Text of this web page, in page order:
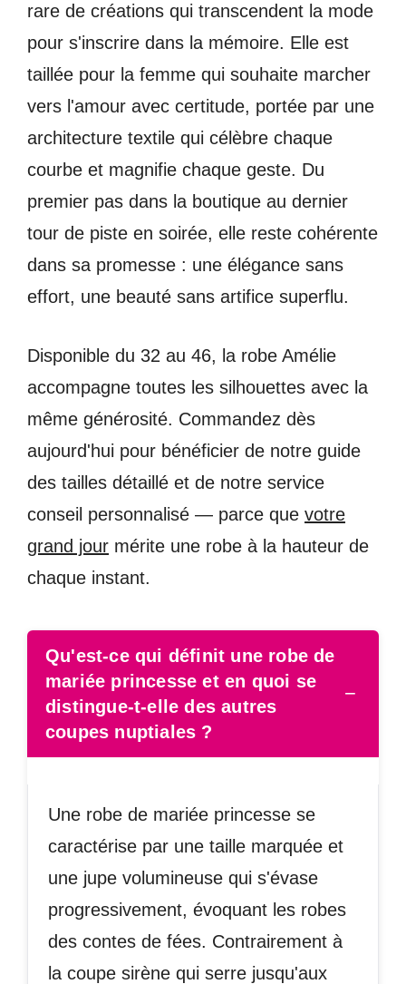
rare de créations qui transcendent la mode
pour s'inscrire dans la mémoire. Elle est
taillée pour la femme qui souhaite marcher
vers l'amour avec certitude, portée par une
architecture textile qui célèbre chaque
courbe et magnifie chaque geste. Du
premier pas dans la boutique au dernier
tour de piste en soirée, elle reste cohérente
dans sa promesse : une élégance sans
effort, une beauté sans artifice superflu.
Disponible du 32 au 46, la robe Amélie
accompagne toutes les silhouettes avec la
même générosité. Commandez dès
aujourd'hui pour bénéficier de notre guide
des tailles détaillé et de notre service
conseil personnalisé — parce que votre
grand jour mérite une robe à la hauteur de
chaque instant.
Qu'est-ce qui définit une robe de
mariée princesse et en quoi se
distingue-t-elle des autres
coupes nuptiales ?
−
Une robe de mariée princesse se
caractérise par une taille marquée et
une jupe volumineuse qui s'évase
progressivement, évoquant les robes
des contes de fées. Contrairement à
la coupe sirène qui serre jusqu'aux